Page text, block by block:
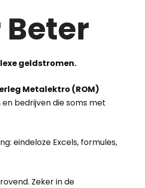
geldstromen.
Metalektro (ROM)
bedrijven die soms met
eindeloze Excels, formules,
Zeker in de